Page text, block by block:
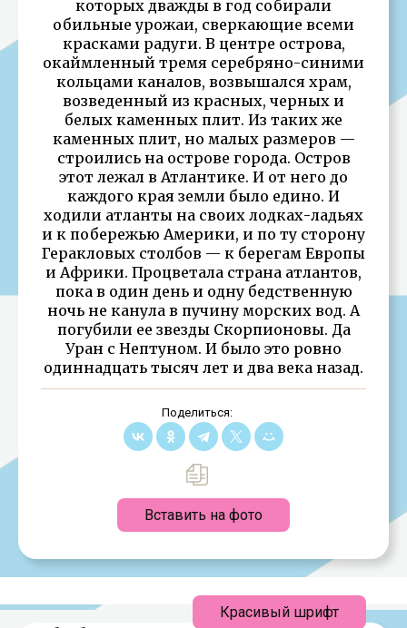
которых дважды в год собирали
обильные урожаи, сверкающие всеми
красками радуги. В центре острова,
окаймленный тремя серебряно-синими
кольцами каналов, возвышался храм,
возведенный из красных, черных и
белых каменных плит. Из таких же
каменных плит, но малых размеров —
строились на острове города. Остров
этот лежал в Атлантике. И от него до
каждого края земли было едино. И
ходили атланты на своих лодках-ладьях
и к побережью Америки, и по ту сторону
Геракловых столбов — к берегам Европы
и Африки. Процветала страна атлантов,
пока в один день и одну бедственную
ночь не канула в пучину морских вод. А
погубили ее звезды Скорпионовы. Да
Уран с Нептуном. И было это ровно
одиннадцать тысяч лет и два века назад.
Поделиться:
Вставить на фото
Красивый шрифт